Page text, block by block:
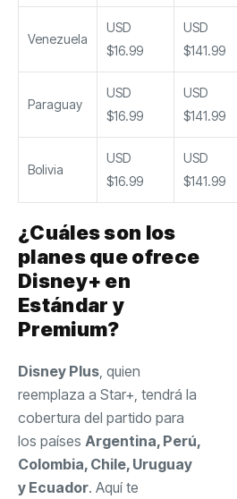
Venezuela
USD
$16.99
USD
$141.99
Paraguay
USD
$16.99
USD
$141.99
Bolivia
USD
$16.99
USD
$141.99
¿Cuáles son los
planes que ofrece
Disney+ en
Estándar y
Premium?
Disney Plus , quien
reemplaza a Star+, tendrá la
cobertura del partido para
los países Argentina, Perú,
Colombia, Chile, Uruguay
y Ecuador. Aquí te